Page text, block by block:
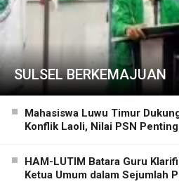
SULSEL BERKEMAJUAN
Mahasiswa Luwu Timur
Konflik Laoli, Nilai PSN
HAM-LUTIM Batara Guru
Ketua Umum dalam Sejumlah